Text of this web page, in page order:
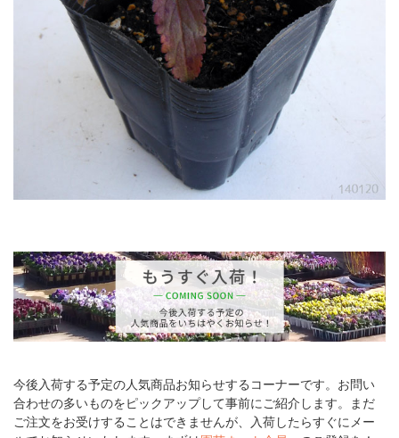
今後入荷する予定の人気商品お知らせするコーナーです。お問い
合わせの多いものをピックアップして事前にご紹介します。まだ
ご注文をお受けすることはできませんが、入荷したらすぐにメー